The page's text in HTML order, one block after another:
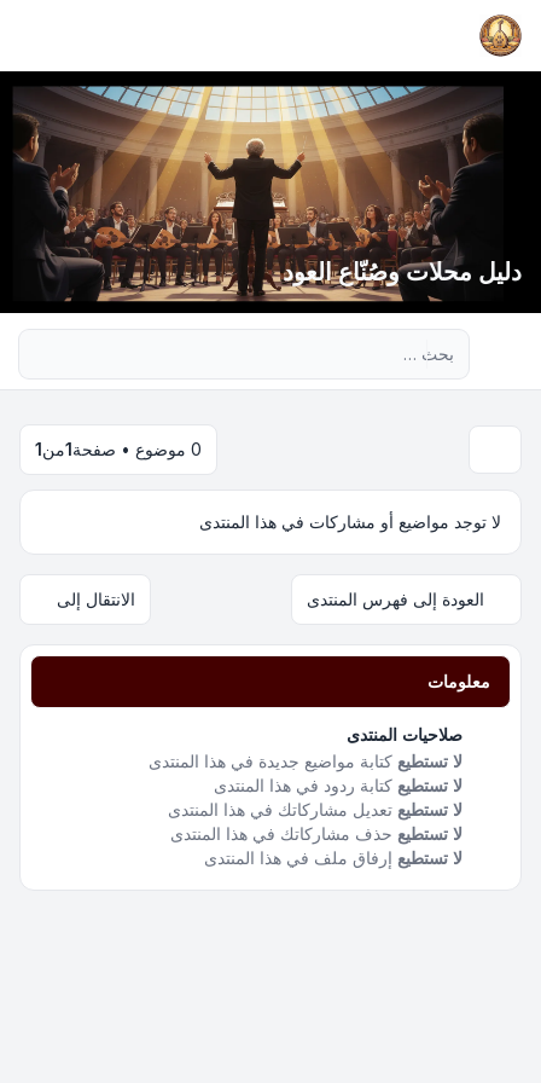
دليل محلات وصُنّاع العود
0 موضوع • صفحة 1من1
لا توجد مواضيع أو مشاركات في هذا المنتدى
العودة إلى فهرس المنتدى الانتقال إلى
معلومات
صلاحيات المنتدى
لا تستطيع كتابة مواضيع جديدة في هذا المنتدى
لا تستطيع كتابة ردود في هذا المنتدى
لا تستطيع تعديل مشاركاتك في هذا المنتدى
لا تستطيع حذف مشاركاتك في هذا المنتدى
لا تستطيع إرفاق ملف في هذا المنتدى